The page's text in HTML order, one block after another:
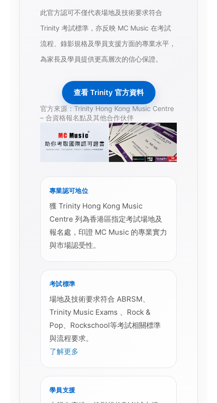
此官方認可不僅代表場地及技術要求符合
Trinity 考試標準，亦反映 MC Music 在考試
流程、錄影規格及學員支援方面的專業水平，
為家長及學員提供更高層次的信心保證。
查看 Trinity 官方資料
官方來源：Trinity Hong Kong Music Centre
– 合資格報名點及其他合作伙伴
專業認可地位
獲 Trinity Hong Kong Music
Centre 列為香港區指定考試場地及
報名處，印證 MC Music 的專業實力
與市場認受性。
考試標準
場地及技術要求符合 ABRSM、
Trinity Music Exams 、Rock &
Pop、Rockschool等考試相關標準
與流程要求。
了解更多
學員支援